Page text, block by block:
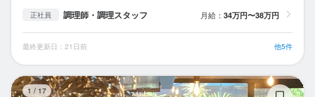
正社員 調理師・調理スタッフ 月給： 34万円〜38万円
最終更新日：21日前 他5件
1 / 17